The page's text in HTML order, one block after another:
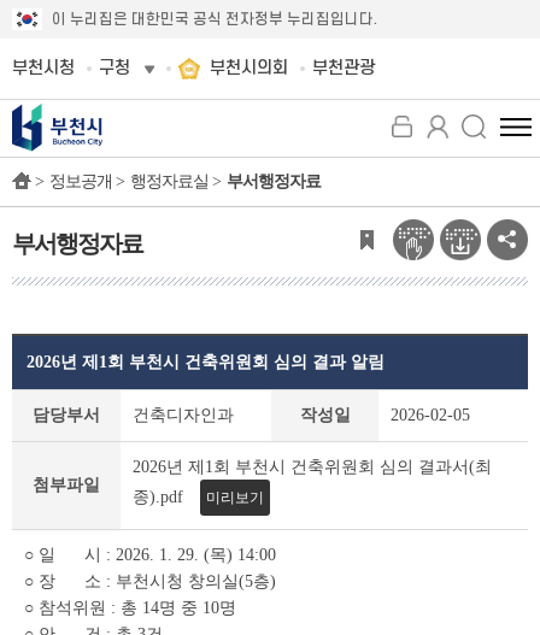
이 누리집은 대한민국 공식 전자정부 누리집입니다.
부천시청 구청 부천시의회 부천관광
전
체
뉴
보
기
> 정보공개 > 행정자료실 > 부서행정자료
부서행정자료
상
2026년 제1회 부천시 건축위원회 심의 결과 알림
담당부서 건축디자인과 작성일 2026-02-05
첨부파일
2026년 제1회 부천시 건축위원회 심의 결과서(최
종).pdf
미리보기
○ 일 시 : 2026. 1. 29. (목) 14:00
○ 장 소 : 부천시청 창의실(5층)
○ 참석위원 : 총 14명 중 10명